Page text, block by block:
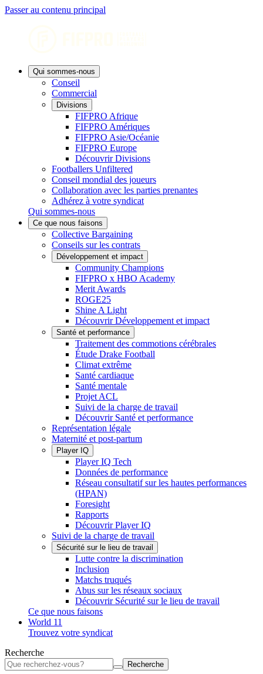
Passer au contenu principal
Qui sommes-nous
Conseil
Commercial
Divisions
FIFPRO Afrique
FIFPRO Amériques
FIFPRO Asie/Océanie
FIFPRO Europe
Découvrir Divisions
Footballers Unfiltered
Conseil mondial des joueurs
Collaboration avec les parties prenantes
Adhérez à votre syndicat
Qui sommes-nous
Ce que nous faisons
Collective Bargaining
Conseils sur les contrats
Développement et impact
Community Champions
FIFPRO x HBO Academy
Merit Awards
ROGE25
Shine A Light
Découvrir Développement et impact
Santé et performance
Traitement des commotions cérébrales
Étude Drake Football
Climat extrême
Santé cardiaque
Santé mentale
Projet ACL
Suivi de la charge de travail
Découvrir Santé et performance
Représentation légale
Maternité et post-partum
Player IQ
Player IQ Tech
Données de performance
Réseau consultatif sur les hautes performances
(HPAN)
Foresight
Rapports
Découvrir Player IQ
Suivi de la charge de travail
Sécurité sur le lieu de travail
Lutte contre la discrimination
Inclusion
Matchs truqués
Abus sur les réseaux sociaux
Découvrir Sécurité sur le lieu de travail
Ce que nous faisons
World 11
Trouvez votre syndicat
Recherche
Recherche